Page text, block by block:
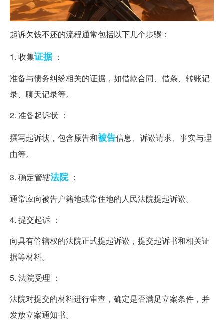
起诉欠钱不还的流程通常包括以下几个步骤：
1. 收集证据：
准备与债务纠纷相关的证据，如借款合同、借条、转账记
录、聊天记录等。
2. 准备起诉状 ：
撰写起诉状，包含原告和被告信息、诉讼请求、事实与理
由等。
3. 确定管辖法院：
通常应向被告户籍地或常住地的人民法院提起诉讼。
4. 提交起诉 ：
向具有管辖权的法院正式提起诉讼，提交起诉书和相关证
据等材料。
5. 法院受理 ：
法院对提交的材料进行审查，确定是否满足立案条件，并
发放立案通知书。